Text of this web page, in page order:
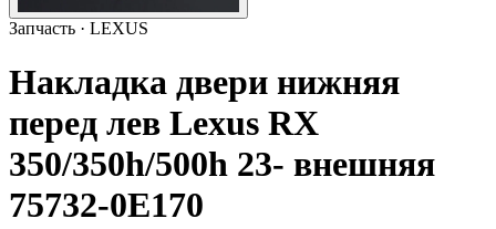
Запчасть · LEXUS
Накладка двери нижняя
перед лев Lexus RX
350/350h/500h 23- внешняя
75732-0E170